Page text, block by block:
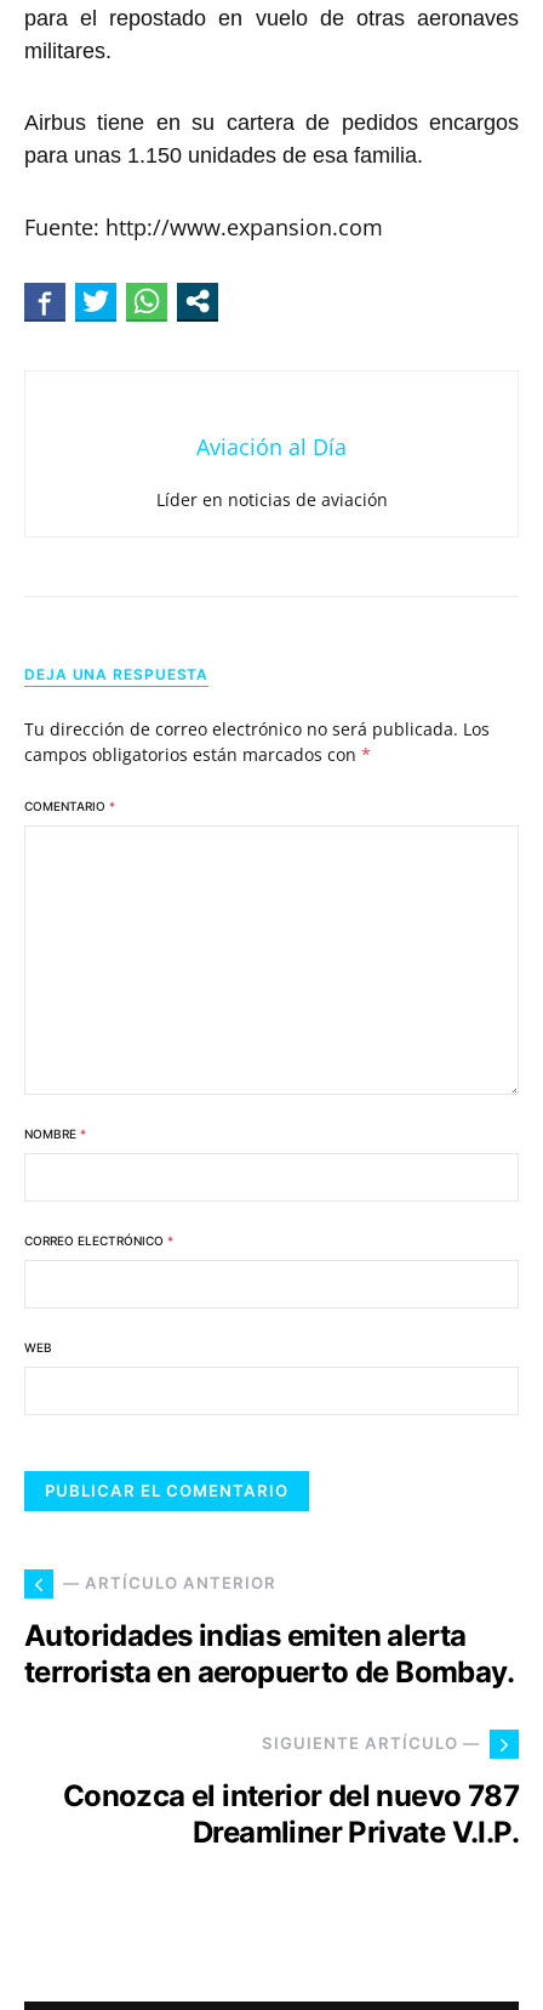
para el repostado en vuelo de otras aeronaves
militares.
Airbus tiene en su cartera de pedidos encargos
para unas 1.150 unidades de esa familia.
Fuente: http://www.expansion.com
Aviación al Día
Líder en noticias de aviación
DEJA UNA RESPUESTA
Tu dirección de correo electrónico no será publicada. Los
campos obligatorios están marcados con *
COMENTARIO *
NOMBRE *
CORREO ELECTRÓNICO *
WEB
— ARTÍCULO ANTERIOR
Autoridades indias emiten alerta
terrorista en aeropuerto de Bombay.
SIGUIENTE ARTÍCULO —
Conozca el interior del nuevo 787
Dreamliner Private V.I.P.